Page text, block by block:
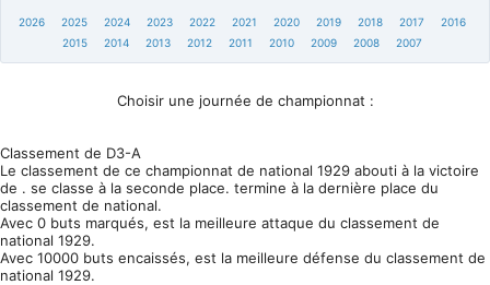
2026 2025 2024 2023 2022 2021 2020 2019 2018 2017
2016
2015
2014 2013 2012 2011 2010 2009 2008 2007
Choisir une journée de championnat :
Classement de D3-A
Le classement de ce championnat de national 1929 abouti à la victoire
de . se classe à la seconde place. termine à la dernière place du
classement de national.
Avec 0 buts marqués, est la meilleure attaque du classement de
national 1929.
Avec 10000 buts encaissés, est la meilleure défense du classement de
national 1929.